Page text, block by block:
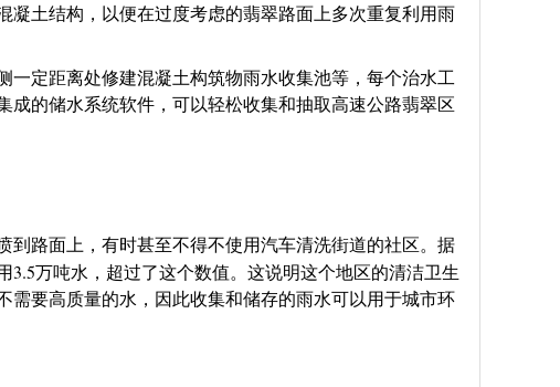
凝土结构，以便在过度考虑的翡翠路面上多次重复利用雨
定距离处修建混凝土构筑物雨水收集池等，每个治水工
的储水系统软件，可以轻松收集和抽取高速公路翡翠区
到路面上，有时甚至不得不使用汽车清洗街道的社区。据
3.5万吨水，超过了这个数值。这说明这个地区的清洁卫生
需要高质量的水，因此收集和储存的雨水可以用于城市环